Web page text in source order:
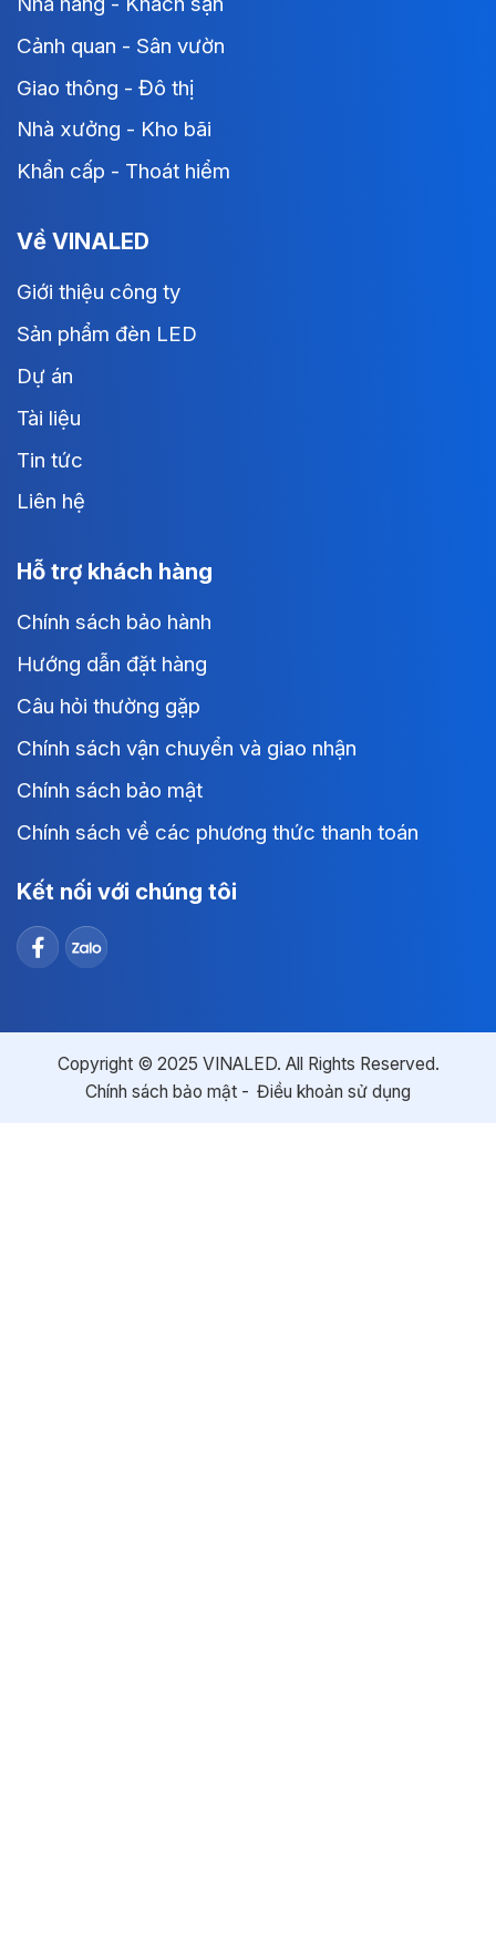
Cảnh quan - Sân vườn
Giao thông - Đô thị
Nhà xưởng - Kho bãi
Khẩn cấp - Thoát hiểm
Về VINALED
Giới thiệu công ty
Sản phẩm đèn LED
Dự án
Tài liệu
Tin tức
Liên hệ
Hỗ trợ khách hàng
Chính sách bảo hành
Hướng dẫn đặt hàng
Câu hỏi thường gặp
Chính sách vận chuyển và giao nhận
Chính sách bảo mật
Chính sách về các phương thức thanh toán
Kết nối với chúng tôi
Copyright © 2025 VINALED. All Rights Reserved.
Chính sách bảo mật
Điều khoản sử dụng